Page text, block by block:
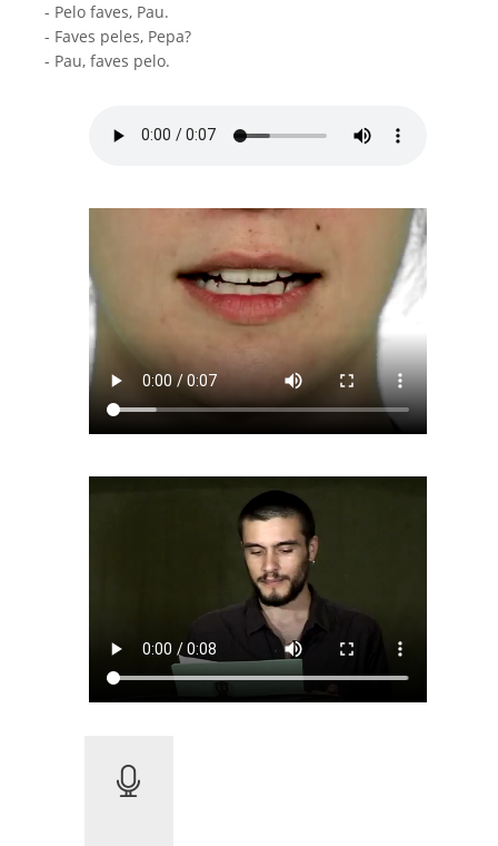
- Pelo faves, Pau.
- Faves peles, Pepa?
- Pau, faves pelo.